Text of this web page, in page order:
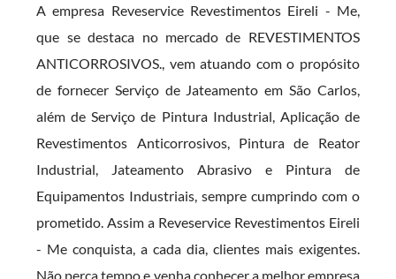
A empresa Reveservice Revestimentos Eireli - Me,
que se destaca no mercado de REVESTIMENTOS
ANTICORROSIVOS., vem atuando com o propósito
de fornecer Serviço de Jateamento em São Carlos,
além de Serviço de Pintura Industrial, Aplicação de
Revestimentos Anticorrosivos, Pintura de Reator
Industrial, Jateamento Abrasivo e Pintura de
Equipamentos Industriais, sempre cumprindo com o
prometido. Assim a Reveservice Revestimentos Eireli
- Me conquista, a cada dia, clientes mais exigentes.
Não perca tempo e venha conhecer a melhor empresa